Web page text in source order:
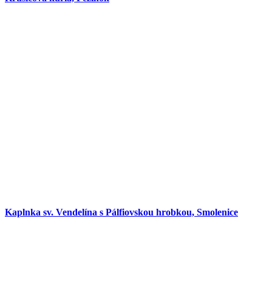
Kaplnka sv. Vendelína s Pálfiovskou hrobkou, Smolenice